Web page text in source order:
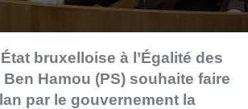
bruxelloise à l’Égalité des
Hamou (PS) souhaite faire
par le gouvernement la